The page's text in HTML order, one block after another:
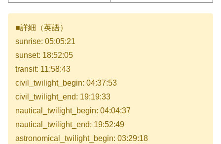
■詳細（英語）
sunrise: 05:05:21
sunset: 18:52:05
transit: 11:58:43
civil_twilight_begin: 04:37:53
civil_twilight_end: 19:19:33
nautical_twilight_begin: 04:04:37
nautical_twilight_end: 19:52:49
astronomical_twilight_begin: 03:29:18